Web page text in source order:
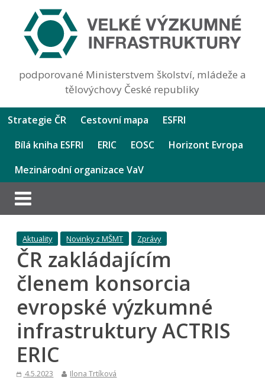
podporované Ministerstvem školství, mládeže a
tělovýchovy České republiky
Strategie ČR Cestovní mapa
ESFRI
Bílá kniha ESFRI
ERIC EOSC
Horizont Evropa
Mezinárodní organizace VaV
Aktuality Novinky z MŠMT Zprávy
ČR zakládajícím
členem konsorcia
evropské výzkumné
infrastruktury ACTRIS
ERIC
4.5.2023 Ilona Trtíková